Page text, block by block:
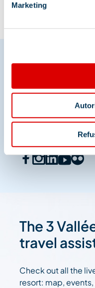
Marketing
Share
And join us on
The 3
travel
Check out all the
resort: map,